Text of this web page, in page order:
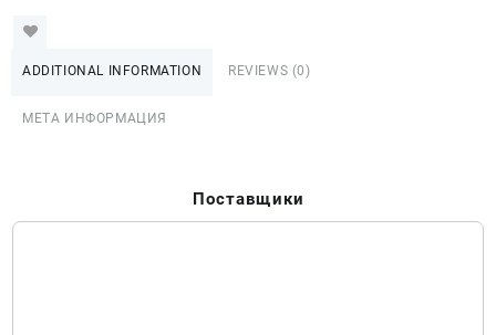
ADDITIONAL INFORMATION REVIEWS (0)
МЕТА ИНФОРМАЦИЯ
Поставщики